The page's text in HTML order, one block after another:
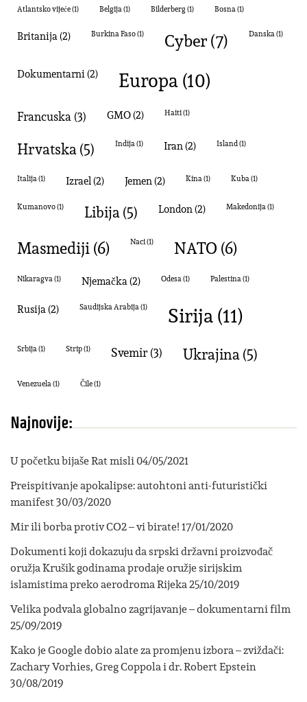
Atlantsko vijeće(1) Belgija(1) Bilderberg(1) Bosna(1)
Britanija(2) Burkina Faso(1) cyber(7) Danska(1)
dokumentarni(2) Europa(10)
Francuska(3) GMO(2) Haiti(1)
Hrvatska(5) Indija(1) Iran(2) Island(1)
Italija(1) izrael(2) Jemen(2) kina(1) Kuba(1)
Kumanovo(1) Libija(5) London(2) Makedonija(1)
masmediji(6) naci(1) NATO(6)
Nikaragva(1) Njemačka(2) Odesa(1) palestina(1)
Rusija(2) Saudijska Arabija(1) Sirija(11)
Srbija(1) strip(1) svemir(3) Ukrajina(5)
Venezuela(1) Čile(1)
Najnovije:
U početku bijaše Rat misli04/05/2021
Preispitivanje apokalipse: autohtoni anti-futuristički
manifest30/03/2020
Mir ili borba protiv CO2 – vi birate!17/01/2020
Dokumenti koji dokazuju da srpski državni proizvođač
oružja Krušik godinama prodaje oružje sirijskim
islamistima preko aerodroma Rijeka25/10/2019
Velika podvala globalno zagrijavanje – dokumentarni film
25/09/2019
Kako je Google dobio alate za promjenu izbora – zviždači:
Zachary Vorhies, Greg Coppola i dr. Robert Epstein
30/08/2019